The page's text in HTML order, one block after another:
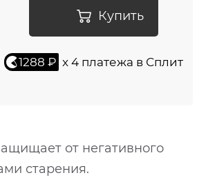
Купить
1288 ₽ x 4 платежа в Сплит
от негативного
старения.